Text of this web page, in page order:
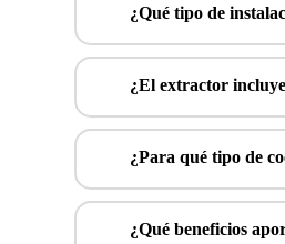
¿Qué tipo de
¿El extractor
¿Para qué tipo de
¿Qué beneficios